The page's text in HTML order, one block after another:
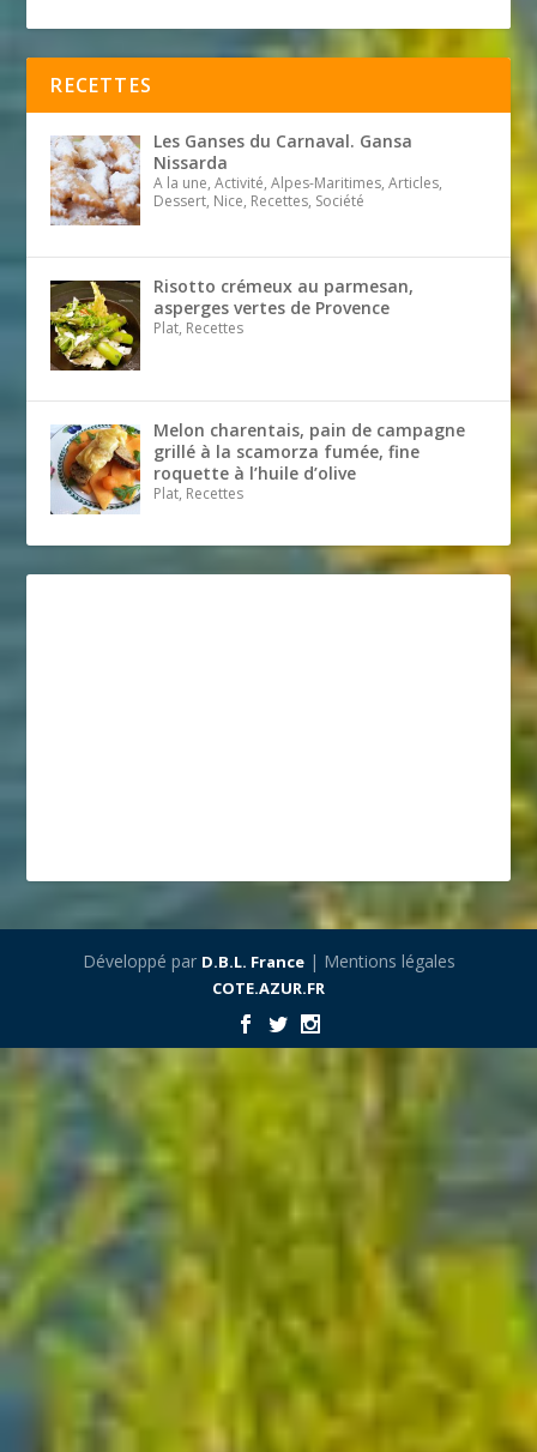
RECETTES
Les Ganses du Carnaval. Gansa
Nissarda
A la une, Activité, Alpes-Maritimes, Articles,
Dessert, Nice, Recettes, Société
Risotto crémeux au parmesan,
asperges vertes de Provence
Plat, Recettes
Melon charentais, pain de campagne
grillé à la scamorza fumée, fine
roquette à l’huile d’olive
Plat, Recettes
Développé par D.B.L. France| Mentions légales
COTE.AZUR.FR